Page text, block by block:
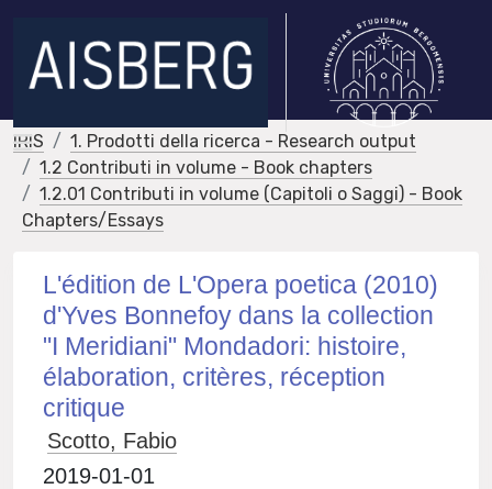
IRIS
1. Prodotti della ricerca - Research output
1.2 Contributi in volume - Book chapters
1.2.01 Contributi in volume (Capitoli o Saggi) - Book
Chapters/Essays
L'édition de L'Opera poetica (2010)
d'Yves Bonnefoy dans la collection
"I Meridiani" Mondadori: histoire,
élaboration, critères, réception
critique
Scotto, Fabio
2019-01-01